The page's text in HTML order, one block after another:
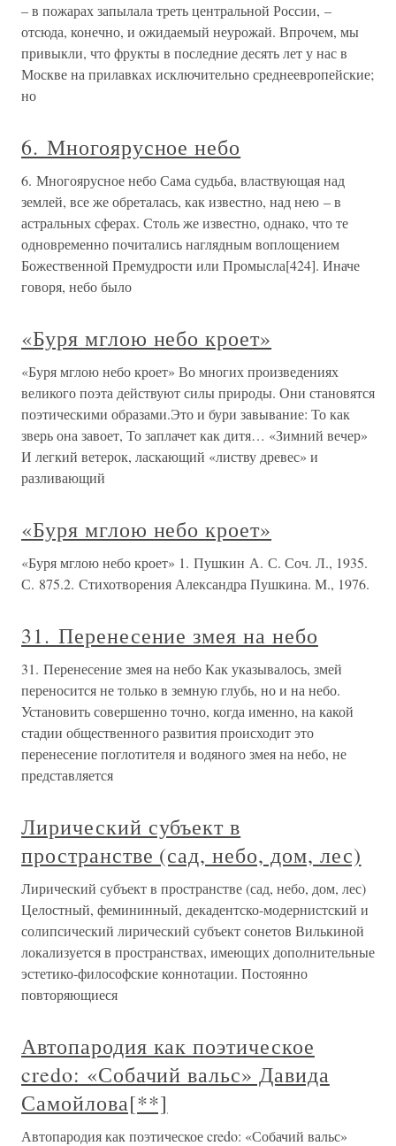
– в пожарах запылала треть центральной России, –
отсюда, конечно, и ожидаемый неурожай. Впрочем, мы
привыкли, что фрукты в последние десять лет у нас в
Москве на прилавках исключительно среднеевропейские;
но
6. Многоярусное небо
6. Многоярусное небо Сама судьба, властвующая над
землей, все же обреталась, как известно, над нею – в
астральных сферах. Столь же известно, однако, что те
одновременно почитались наглядным воплощением
Божественной Премудрости или Промысла[424]. Иначе
говоря, небо было
«Буря мглою небо кроет»
«Буря мглою небо кроет» Во многих произведениях
великого поэта действуют силы природы. Они становятся
поэтическими образами.Это и бури завывание: То как
зверь она завоет, То заплачет как дитя… «Зимний вечер»
И легкий ветерок, ласкающий «листву древес» и
разливающий
«Буря мглою небо кроет»
«Буря мглою небо кроет» 1. Пушкин А. С. Соч. Л., 1935.
С. 875.2. Стихотворения Александра Пушкина. М., 1976.
31. Перенесение змея на небо
31. Перенесение змея на небо Как указывалось, змей
переносится не только в земную глубь, но и на небо.
Установить совершенно точно, когда именно, на какой
стадии общественного развития происходит это
перенесение поглотителя и водяного змея на небо, не
представляется
Лирический субъект в
пространстве (сад, небо, дом, лес)
Лирический субъект в пространстве (сад, небо, дом, лес)
Целостный, фемининный, декадентско-модернистский и
солипсический лирический субъект сонетов Вилькиной
локализуется в пространствах, имеющих дополнительные
эстетико-философские коннотации. Постоянно
повторяющиеся
Автопародия как поэтическое
credo: «Собачий вальс» Давида
Самойлова[**]
Автопародия как поэтическое credo: «Собачий вальс»